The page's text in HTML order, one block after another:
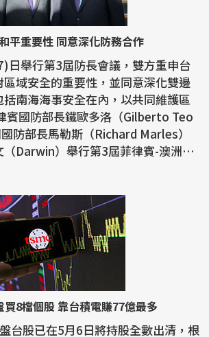
平重要性 同意深化防務合作
日舉行第3屆防長會議，雙方重申台
域安全的重要性，並同意深化雙邊
南海海事安全在內，以共同維護區
防部長馬勒斯（Richard Marles）
（Darwin）舉行第3屆菲律賓-澳洲國
8檔個股 靠台積電賺77億最多
台股已在5月6日將持股全數出清，根